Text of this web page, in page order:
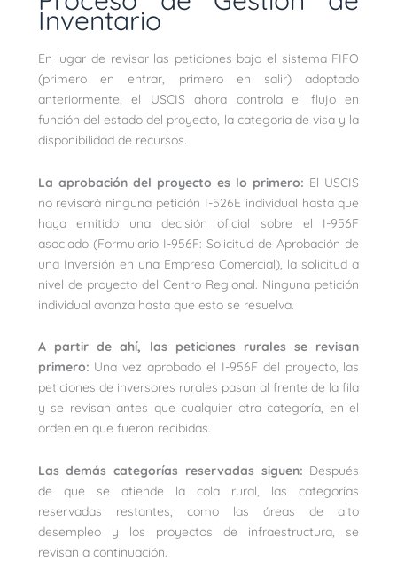
Inventario
En lugar de revisar las peticiones bajo el sistema FIFO
(primero en entrar, primero en salir) adoptado
anteriormente, el USCIS ahora controla el flujo en
función del estado del proyecto, la categoría de visa y la
disponibilidad de recursos.
La aprobación del proyecto es lo primero: El USCIS
no revisará ninguna petición I-526E individual hasta que
haya emitido una decisión oficial sobre el I-956F
asociado (Formulario I-956F: Solicitud de Aprobación de
una Inversión en una Empresa Comercial), la solicitud a
nivel de proyecto del Centro Regional. Ninguna petición
individual avanza hasta que esto se resuelva.
A partir de ahí, las peticiones rurales se revisan
primero: Una vez aprobado el I-956F del proyecto, las
peticiones de inversores rurales pasan al frente de la fila
y se revisan antes que cualquier otra categoría, en el
orden en que fueron recibidas.
Las demás categorías reservadas siguen: Después
de que se atiende la cola rural, las categorías
reservadas restantes, como las áreas de alto
desempleo y los proyectos de infraestructura, se
revisan a continuación.